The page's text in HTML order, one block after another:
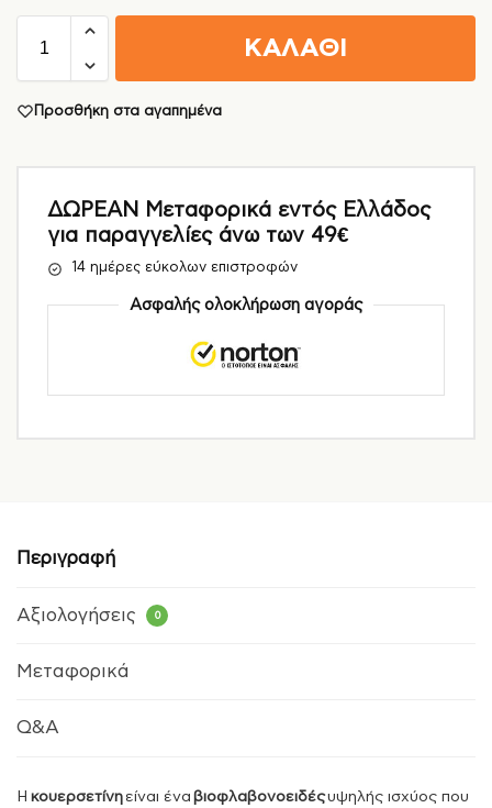
ΚΑΛΑΘΙ
Προσθήκη στα αγαπημένα
ΔΩΡΕΑΝ Μεταφορικά εντός Ελλάδος
για παραγγελίες άνω των 49€
14 ημέρες εύκολων επιστροφών
Ασφαλής ολοκλήρωση αγοράς
Περιγραφή
Αξιολογήσεις 0
Μεταφορικά
Q&A
Η κουερσετίνη είναι ένα βιοφλαβονοειδέςυψηλής ισχύος που